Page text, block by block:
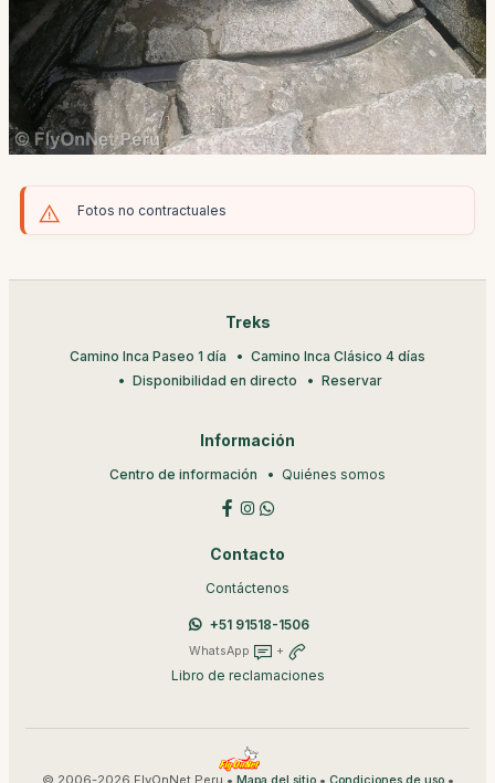
Fotos no contractuales
Treks
Camino Inca Paseo 1 día
Camino Inca Clásico 4 días
Disponibilidad en directo
Reservar
Información
Centro de información Quiénes somos
Contacto
Contáctenos
+51 91518-1506
WhatsApp +
Libro de reclamaciones
© 2006-2026 FlyOnNet Peru • • •